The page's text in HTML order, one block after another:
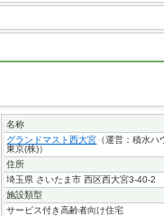
名称
グランドマスト西大宮 （運営：積水
東京(株)）
住所
埼玉県 さいたま市 西区西大宮3-40-2
施設類型
サービス付き高齢者向け住宅